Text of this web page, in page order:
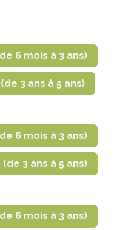
6 mois à 3 ans)
3 ans à 5 ans)
6 mois à 3 ans)
3 ans à 5 ans)
6 mois à 3 ans)